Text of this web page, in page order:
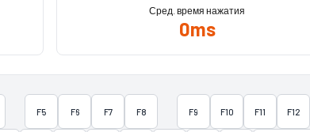
Сред. время нажатия
0ms
F5 F6 F7 F8 F9 F10 F11 F12